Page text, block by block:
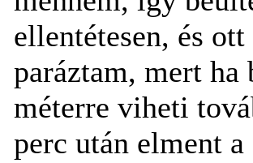
ellentétesen, és
paráztam, mert
méterre viheti
perc után elment